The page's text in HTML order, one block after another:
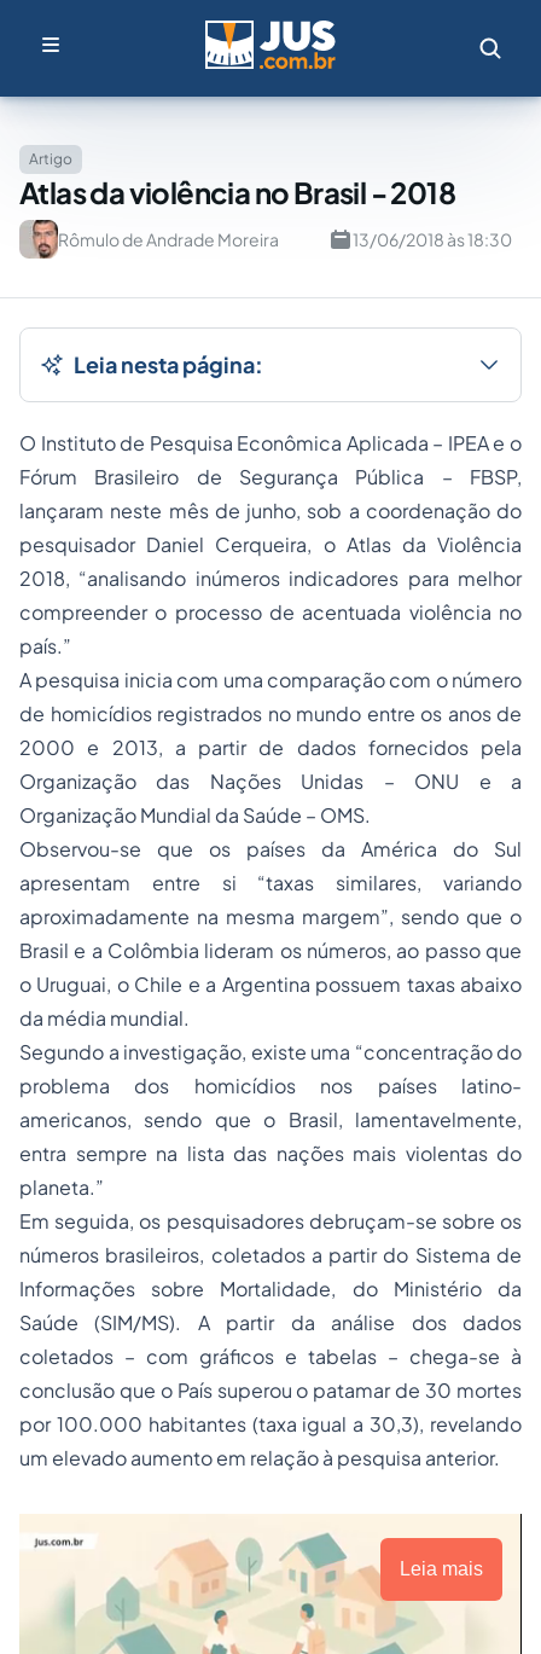
Artigo
Atlas da violência no Brasil - 2018
Rômulo de Andrade Moreira 13/06/2018 às 18:30
Leia nesta página:
O Instituto de Pesquisa Econômica Aplicada – IPEA e o
Fórum Brasileiro de Segurança Pública – FBSP,
lançaram neste mês de junho, sob a coordenação do
pesquisador Daniel Cerqueira, o Atlas da Violência
2018, “analisando inúmeros indicadores para melhor
compreender o processo de acentuada violência no
país.”
A pesquisa inicia com uma comparação com o número
de homicídios registrados no mundo entre os anos de
2000 e 2013, a partir de dados fornecidos pela
Organização das Nações Unidas – ONU e a
Organização Mundial da Saúde – OMS.
Observou-se que os países da América do Sul
apresentam entre si “taxas similares, variando
aproximadamente na mesma margem”, sendo que o
Brasil e a Colômbia lideram os números, ao passo que
o Uruguai, o Chile e a Argentina possuem taxas abaixo
da média mundial.
Segundo a investigação, existe uma “concentração do
problema dos homicídios nos países latino-
americanos, sendo que o Brasil, lamentavelmente,
entra sempre na lista das nações mais violentas do
planeta.”
Em seguida, os pesquisadores debruçam-se sobre os
números brasileiros, coletados a partir do Sistema de
Informações sobre Mortalidade, do Ministério da
Saúde (SIM/MS). A partir da análise dos dados
coletados – com gráficos e tabelas – chega-se à
conclusão que o País superou o patamar de 30 mortes
por 100.000 habitantes (taxa igual a 30,3), revelando
um elevado aumento em relação à pesquisa anterior.
Leia mais